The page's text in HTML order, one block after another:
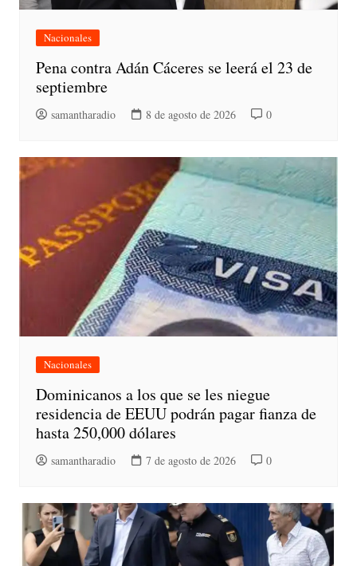
Nacionales
Pena contra Adán Cáceres se leerá el 23 de
septiembre
samantharadio 8 de agosto de 2026 0
Nacionales
Dominicanos a los que se les niegue
residencia de EEUU podrán pagar fianza de
hasta 250,000 dólares
samantharadio 7 de agosto de 2026 0